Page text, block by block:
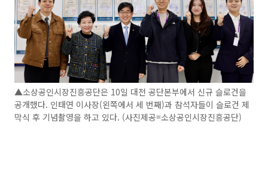
▲소상공인시장진흥공단은 10일 대전 공단본부에서 신규 슬로건을
공개했다. 인태연 이사장(왼쪽에서 세 번째)과 참석자들이 슬로건 제
막식 후 기념촬영을 하고 있다. (사진제공=소상공인시장진흥공단)